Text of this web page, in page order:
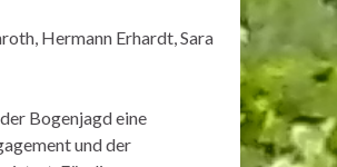
Hermann Erhardt, Sara
Bogenjagd eine
und der